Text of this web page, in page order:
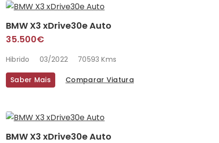
BMW X3 xDrive30e Auto
35.500€
Hibrido 03/2022 70593 Kms
Saber Mais Comparar Viatura
BMW X3 xDrive30e Auto